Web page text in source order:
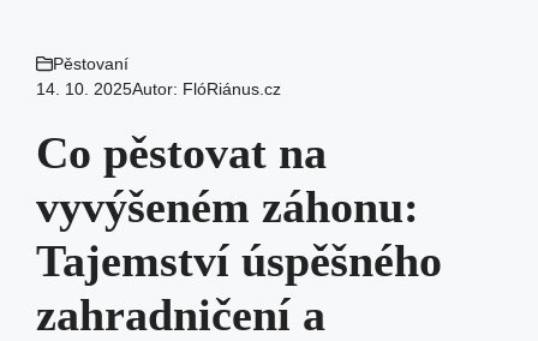
Pěstovaní
14. 10. 2025Autor: FlóRiánus.cz
Co pěstovat na
vyvýšeném záhonu:
Tajemství úspěšného
zahradničení a